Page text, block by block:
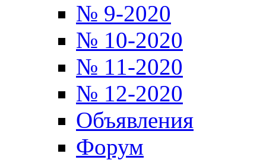
№ 9-2020
№ 10-2020
№ 11-2020
№ 12-2020
Объявления
Форум